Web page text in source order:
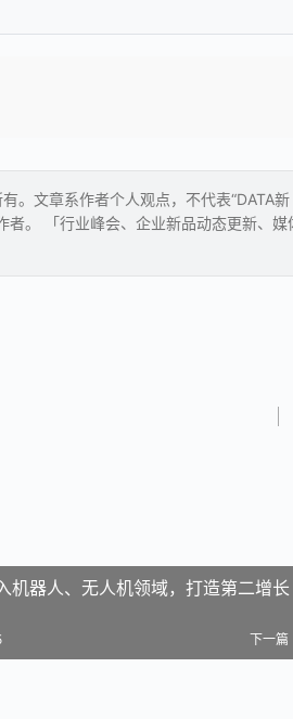
。文章系作者个人观点，不代表“DATA新
者。 「行业峰会、企业新品动态更新、媒
机器人、无人机领域，打造第二增长
下一篇